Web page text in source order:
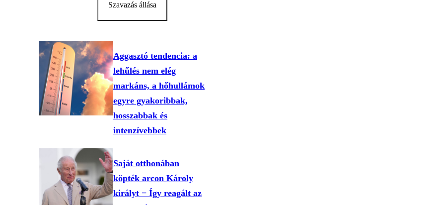
Szavazás állása
Aggasztó tendencia: a
lehűlés nem elég
markáns, a hőhullámok
egyre gyakoribbak,
hosszabbak és
intenzívebbek
Saját otthonában
köpték arcon Károly
királyt − Így reagált az